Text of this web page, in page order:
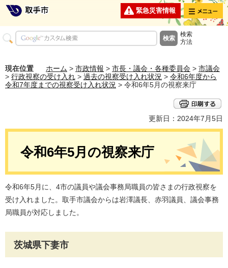
緊急災害情報 メニュー
検索
方法
現在位置 ホーム > 市政情報 > 市長・議会・各種委員会 > 市議会
> 行政視察の受け入れ > 過去の視察受け入れ状況 > 令和6年度から
令和7年度までの視察受け入れ状況 > 令和6年5月の視察来庁
更新日：2024年7月5日
令和6年5月の視察来庁
令和6年5月に、4市の議員や議会事務局職員の皆さまの行政視察を
受け入れました。取手市議会からは岩澤議長、赤羽議員、議会事務
局職員が対応しました。
茨城県下妻市